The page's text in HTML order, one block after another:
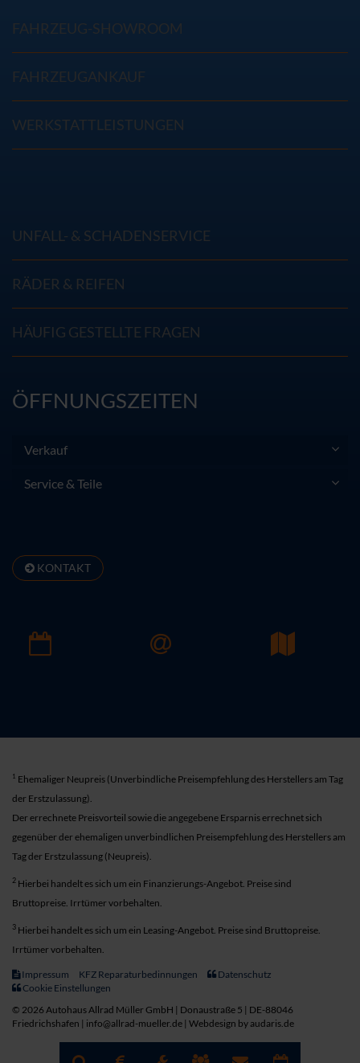
FAHRZEUG-SHOWROOM
FAHRZEUGANKAUF
WERKSTATTLEISTUNGEN
UNFALL- & SCHADENSERVICE
RÄDER & REIFEN
HÄUFIG GESTELLTE FRAGEN
ÖFFNUNGSZEITEN
Verkauf
Service & Teile
KONTAKT
1 Ehemaliger Neupreis (Unverbindliche Preisempfehlung des Herstellers am Tag
der Erstzulassung).
Der errechnete Preisvorteil sowie die angegebene Ersparnis errechnet sich
gegenüber der ehemaligen unverbindlichen Preisempfehlung des Herstellers am
Tag der Erstzulassung (Neupreis).
2 Hierbei handelt es sich um ein Finanzierungs-Angebot. Preise sind
Bruttopreise. Irrtümer vorbehalten.
3 Hierbei handelt es sich um ein Leasing-Angebot. Preise sind Bruttopreise.
Irrtümer vorbehalten.
Impressum KFZ Reparaturbedinnungen
Datenschutz
Cookie Einstellungen
© 2026 Autohaus Allrad Müller GmbH | Donaustraße 5 | DE-88046
Friedrichshafen | info@allrad-mueller.de | Webdesign by audaris.de